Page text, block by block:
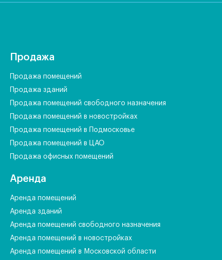
Продажа
Продажа помещений
Продажа зданий
Продажа помещений свободного назначения
Продажа помещений в новостройках
Продажа помещений в Подмосковье
Продажа помещений в ЦАО
Продажа офисных помещений
Аренда
Аренда помещений
Аренда зданий
Аренда помещений свободного назначения
Аренда помещений в новостройках
Аренда помещений в Московской области